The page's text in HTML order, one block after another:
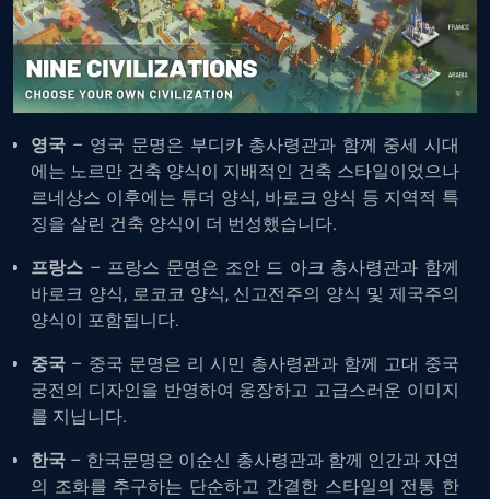
영국 – 영국 문명은 부디카 총사령관과 함께 중세 시대
에는 노르만 건축 양식이 지배적인 건축 스타일이었으나
르네상스 이후에는 튜더 양식, 바로크 양식 등 지역적 특
징을 살린 건축 양식이 더 번성했습니다.
프랑스 – 프랑스 문명은 조안 드 아크 총사령관과 함께
바로크 양식, 로코코 양식, 신고전주의 양식 및 제국주의
양식이 포함됩니다.
중국 – 중국 문명은 리 시민 총사령관과 함께 고대 중국
궁전의 디자인을 반영하여 웅장하고 고급스러운 이미지
를 지닙니다.
한국 – 한국문명은 이순신 총사령관과 함께 인간과 자연
의 조화를 추구하는 단순하고 간결한 스타일의 전통 한